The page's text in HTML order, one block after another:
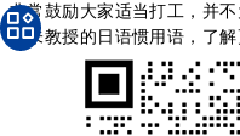
非常鼓励大家适当打工，并
校未教授的日语惯用语，了